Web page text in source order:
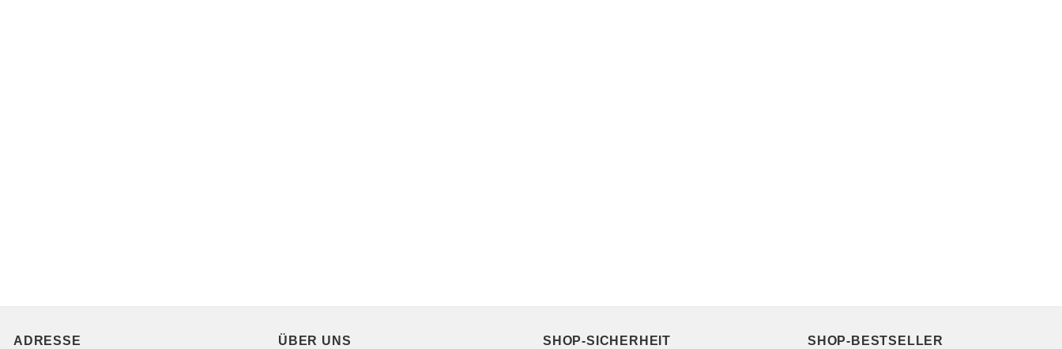
ADRESSE ÜBER UNS SHOP-SICHERHEIT SHOP-BESTSELLER